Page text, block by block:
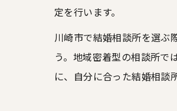
定を行います。
川崎市で結婚相談所を選ぶ
う。地域密着型の相談所で
に、自分に合った結婚相談